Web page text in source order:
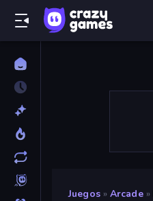
Juegos » Arcade »